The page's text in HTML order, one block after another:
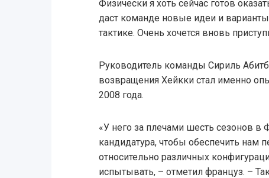
Физически я хоть сейчас готов
даст команде новые идеи и
тактике. Очень хочется вновь
Руководитель команды Сириль
возвращения Хейкки стал именно
2008 года.
«У него за плечами шесть сезонов в
кандидатура, чтобы обеспечить нам
относительно различных
испытывать, – отметил француз. –